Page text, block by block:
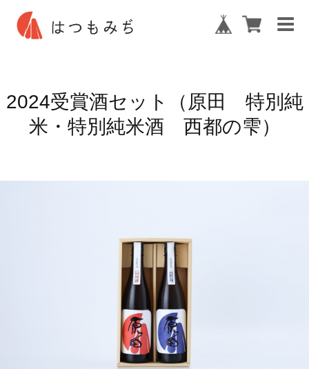
2024受賞酒セット（原田 特別純
米・特別純米酒 西都の雫）